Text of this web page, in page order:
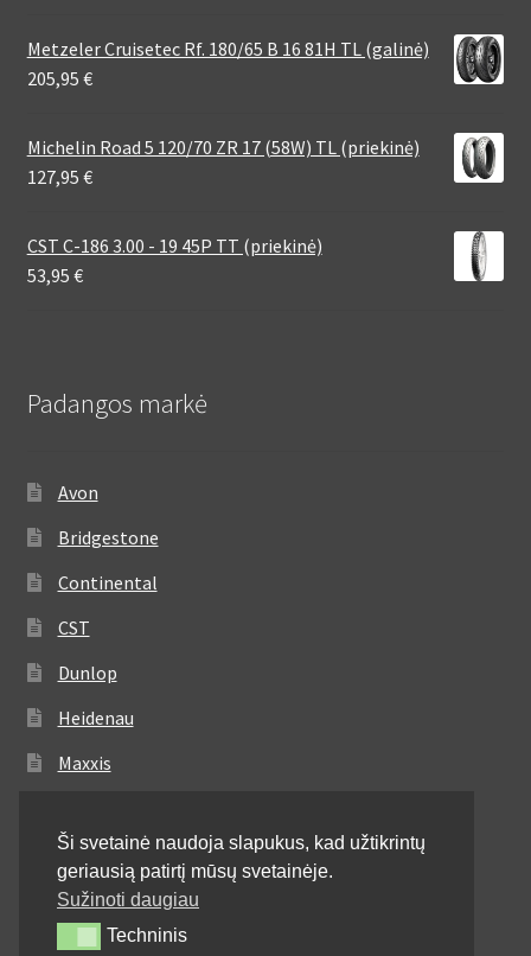
Metzeler Cruisetec Rf. 180/65 B 16 81H TL (galinė)
205,95 €
Michelin Road 5 120/70 ZR 17 (58W) TL (priekinė)
127,95 €
CST C-186 3.00 - 19 45P TT (priekinė)
53,95 €
Padangos markė
Avon
Bridgestone
Continental
CST
Dunlop
Heidenau
Maxxis
Michelin
Mitas
Pirelli
Ši svetainė naudoja slapukus, kad užtikrintų
geriausią patirtį mūsų svetainėje.
Sužinoti daugiau
TechninisTechninis